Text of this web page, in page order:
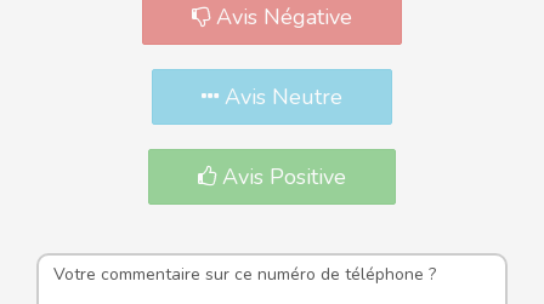
Avis Négative
Avis Neutre
Avis Positive